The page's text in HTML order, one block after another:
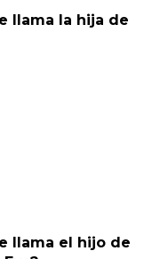
llama la hija de
llama el hijo de